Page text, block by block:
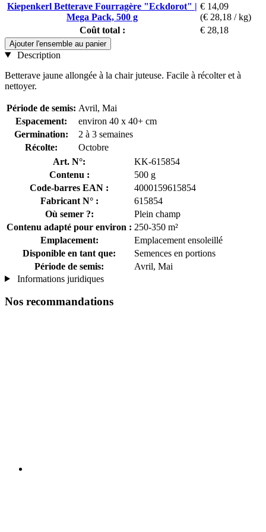
Kiepenkerl Betterave Fourragère "Eckdorot" |
Mega Pack, 500 g
€ 14,09
(€ 28,18 / kg)
Coût total :
€ 28,18
Ajouter l'ensemble au panier
Description
Betterave jaune allongée à la chair juteuse. Facile à récolter et à
nettoyer.
Période de semis: Avril, Mai
Espacement:
environ 40 x 40+ cm
Germination:
2 à 3 semaines
Récolte:
Octobre
Art. N°:
KK-615854
Contenu :
500 g
Code-barres EAN :
4000159615854
Fabricant N° :
615854
Où semer ?:
Plein champ
Contenu adapté pour environ : 250-350 m²
Emplacement:
Emplacement ensoleillé
Disponible en tant que:
Semences en portions
Période de semis:
Avril, Mai
Informations juridiques
Nos recommandations